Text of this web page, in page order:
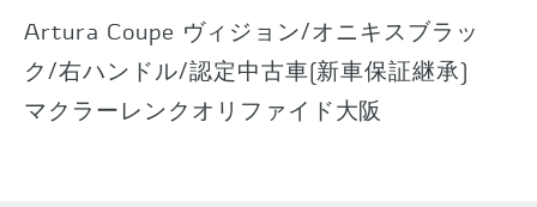
Artura Coupe ヴィジョン/オニキスブラッ
ク/右ハンドル/認定中古車(新車保証継承)
マクラーレンクオリファイド大阪